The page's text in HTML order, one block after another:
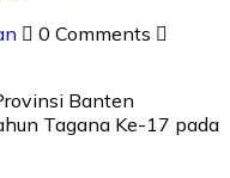
0 Comments
Banten
Tagana Ke-17 pada